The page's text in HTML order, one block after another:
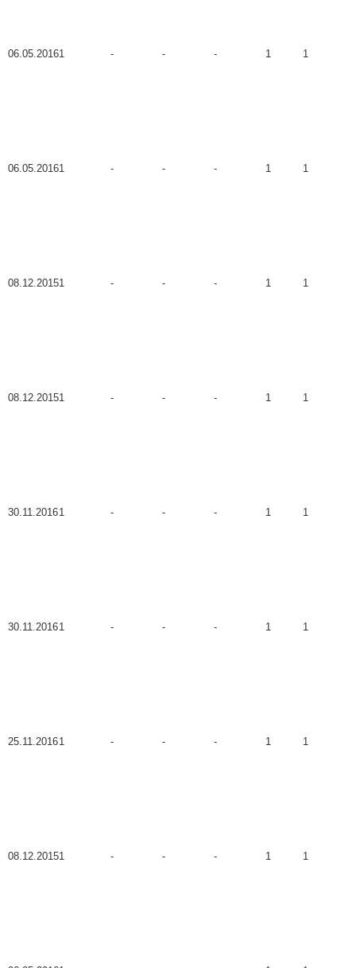
06.05.20161 - - - 1 1
06.05.20161 - - - 1 1
08.12.20151 - - - 1 1
08.12.20151 - - - 1 1
30.11.20161 - - - 1 1
30.11.20161 - - - 1 1
25.11.20161 - - - 1 1
08.12.20151 - - - 1 1